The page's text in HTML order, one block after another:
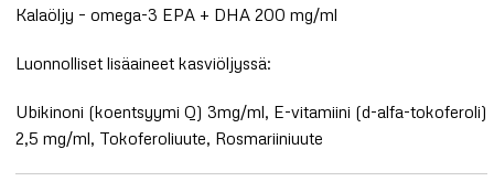
Kalaöljy – omega-3 EPA + DHA 200 mg/ml
Luonnolliset lisäaineet kasviöljyssä:
Ubikinoni (koentsyymi Q) 3mg/ml, E-vitamiini (d-alfa-tokoferoli)
2,5 mg/ml, Tokoferoliuute, Rosmariiniuute